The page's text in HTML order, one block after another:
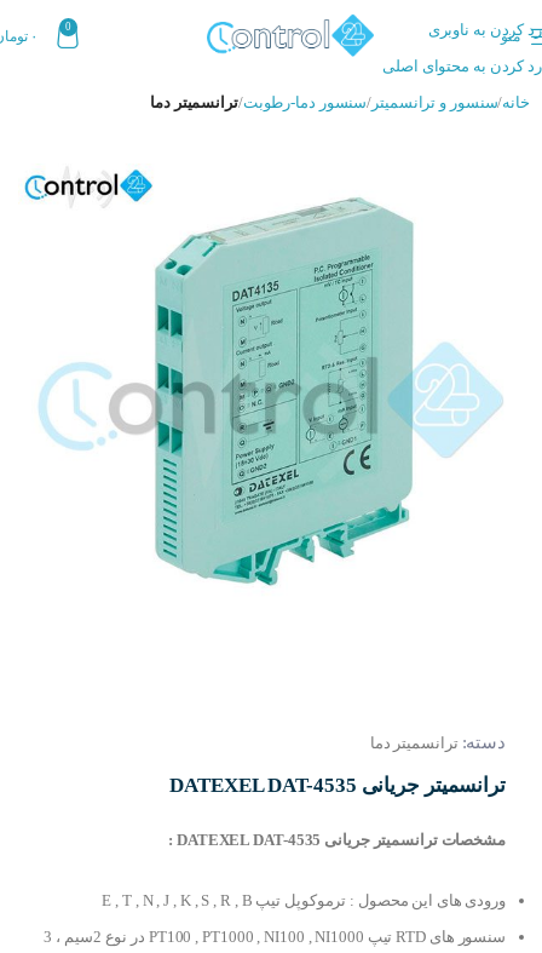
رد کردن به ناوبری
رد کردن به محتوای اصلی
منو
0
۰
خانه سنسور و ترانسمیتر سنسور دما-رطوبت ترانسمیتر دما
دسته: ترانسمیتر دما
ترانسمیتر جریانی DATEXEL DAT-4535
مشخصات ترانسمیتر جریانی DATEXEL DAT-4535 :
ورودی های این محصول : ترموکوپل تیپ E , T , N , J , K , S , R , B
سنسور های RTD تیپ PT100 , PT1000 , NI100 , NI1000 در نوع 2سیم ، 3